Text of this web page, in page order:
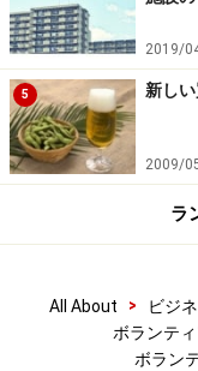
ボランティ
う！
ボランティアは“で
動。でも、やはり
当するのかは明確
は大切です。会費
2019/
5 新し
2009/
ラ
All About > ビジ
ボランテ
ボラン